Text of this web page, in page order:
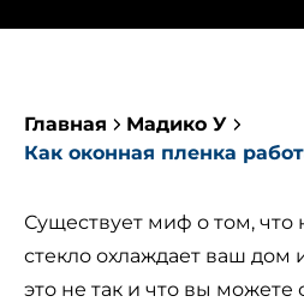
Главная
Мадико У
Как оконная пленка
Существует миф о том, что
стекло охлаждает ваш дом
это не так и что вы можете